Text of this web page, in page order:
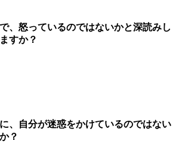
、怒っているのではないかと深読みし
すか？
、自分が迷惑をかけているのではない
？